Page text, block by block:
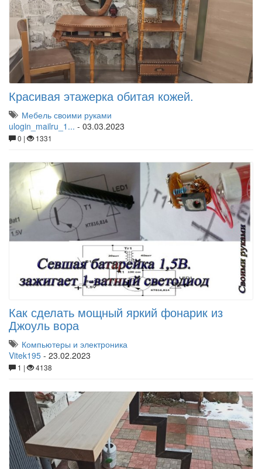
Красивая этажерка обитая кожей.
Мебель своими руками
ulogin_mailru_1... - 03.03.2023
0 | 1331
Как сделать мощный яркий фонарик из
Джоуль вора
Компьютеры и электроника
Vitek195 - 23.02.2023
1 | 4138